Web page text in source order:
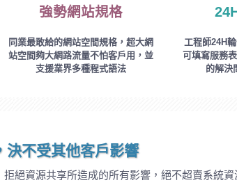
強勢網站規格
同業最敢給的網站空間規格，超大網
站空間夠大網路流量不怕客戶用，並
支援業界多種程式語法
工程師24H
可填寫服務
的解決
決不受其他客戶影響
絕資源共享所造成的所有影響，絕不超賣系統資